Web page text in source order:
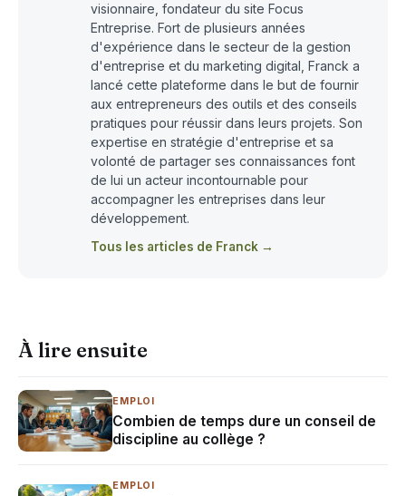
visionnaire, fondateur du site Focus
Entreprise. Fort de plusieurs années
d'expérience dans le secteur de la gestion
d'entreprise et du marketing digital, Franck a
lancé cette plateforme dans le but de fournir
aux entrepreneurs des outils et des conseils
pratiques pour réussir dans leurs projets. Son
expertise en stratégie d'entreprise et sa
volonté de partager ses connaissances font
de lui un acteur incontournable pour
accompagner les entreprises dans leur
développement.
Tous les articles de Franck →
À lire ensuite
EMPLOI
Combien de temps dure un conseil de
discipline au collège ?
EMPLOI